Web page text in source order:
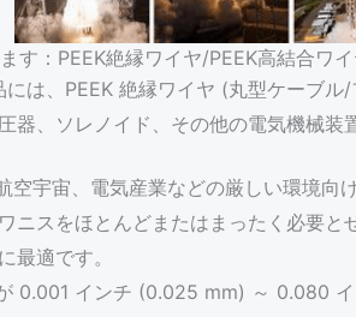
す：PEEK絶縁ワイヤ/PEEK高結合ワ
は、PEEK 絶縁ワイヤ (丸型ケーブ
器、ソレノイド、その他の電気機械装
空宇宙、電気産業などの厳しい環境
ニスをほとんどまたはまったく必要
最適です。
0.001 インチ (0.025 mm) ～ 0.080